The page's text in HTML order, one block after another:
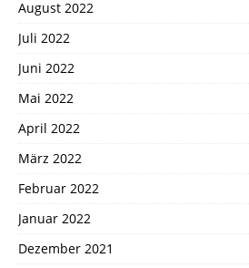
August 2022
Juli 2022
Juni 2022
Mai 2022
April 2022
März 2022
Februar 2022
Januar 2022
Dezember 2021